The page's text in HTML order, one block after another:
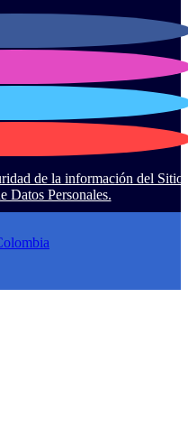
de la información del Sitio
Datos Personales.